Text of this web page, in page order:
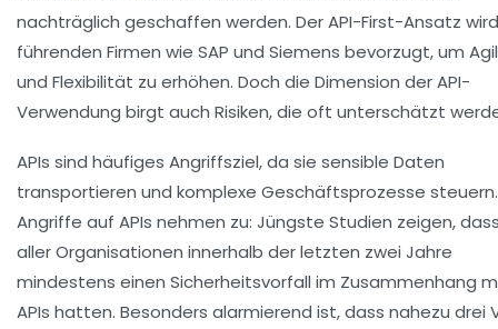
nachträglich geschaffen werden. Der API-First-Ansatz
führenden Firmen wie SAP und Siemens bevorzugt, um
und Flexibilität zu erhöhen. Doch die Dimension der API-
Verwendung birgt auch Risiken, die oft unterschätzt
APIs sind häufiges Angriffsziel, da sie sensible Daten
transportieren und komplexe Geschäftsprozesse steuern.
Angriffe auf APIs nehmen zu: Jüngste Studien zeigen,
aller Organisationen innerhalb der letzten zwei Jahre
mindestens einen Sicherheitsvorfall im Zusammenhang
APIs hatten. Besonders alarmierend ist, dass nahezu drei